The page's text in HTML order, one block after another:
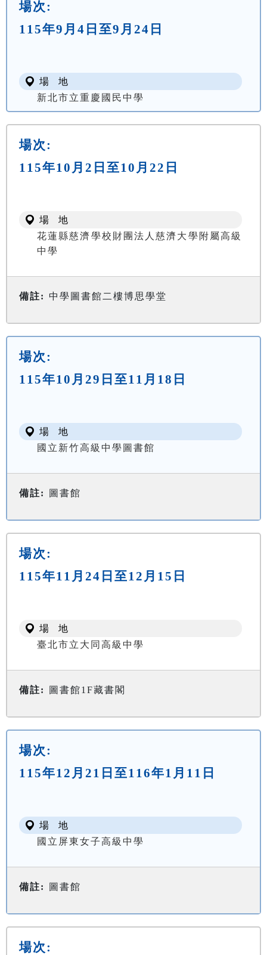
場次:
115年9月4日至9月24日
場 地
新北市立重慶國民中學
場次:
115年10月2日至10月22日
場 地
花蓮縣慈濟學校財團法人慈濟大學附屬高級
中學
備註: 中學圖書館二樓博思學堂
場次:
115年10月29日至11月18日
場 地
國立新竹高級中學圖書館
備註: 圖書館
場次:
115年11月24日至12月15日
場 地
臺北市立大同高級中學
備註: 圖書館1F藏書閣
場次:
115年12月21日至116年1月11日
場 地
國立屏東女子高級中學
備註: 圖書館
場次: